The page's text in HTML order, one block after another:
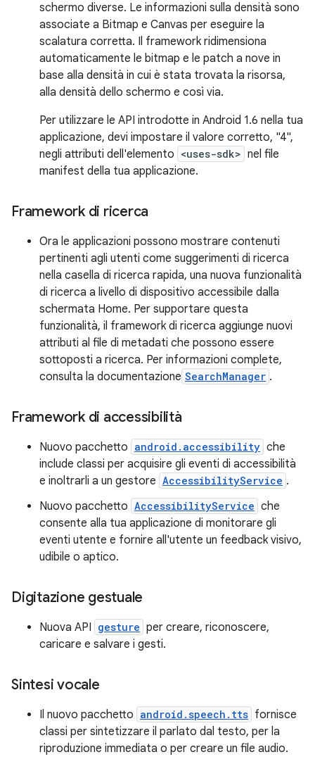
schermo diverse. Le informazioni sulla densità sono
associate a Bitmap e Canvas per eseguire la
scalatura corretta. Il framework ridimensiona
automaticamente le bitmap e le patch a nove in
base alla densità in cui è stata trovata la risorsa,
alla densità dello schermo e così via.
Per utilizzare le API introdotte in Android 1.6 nella tua
applicazione, devi impostare il valore corretto, "4",
negli attributi dell'elemento <uses-sdk> nel file
manifest della tua applicazione.
Framework di ricerca
Ora le applicazioni possono mostrare contenuti
pertinenti agli utenti come suggerimenti di ricerca
nella casella di ricerca rapida, una nuova funzionalità
di ricerca a livello di dispositivo accessibile dalla
schermata Home. Per supportare questa
funzionalità, il framework di ricerca aggiunge nuovi
attributi al file di metadati che possono essere
sottoposti a ricerca. Per informazioni complete,
consulta la documentazione SearchManager .
Framework di accessibilità
Nuovo pacchetto android.accessibility che
include classi per acquisire gli eventi di accessibilità
e inoltrarli a un gestore AccessibilityService .
Nuovo pacchetto AccessibilityService che
consente alla tua applicazione di monitorare gli
eventi utente e fornire all'utente un feedback visivo,
udibile o aptico.
Digitazione gestuale
Nuova API gesture per creare, riconoscere,
caricare e salvare i gesti.
Sintesi vocale
Il nuovo pacchetto android.speech.tts fornisce
classi per sintetizzare il parlato dal testo, per la
riproduzione immediata o per creare un file audio.